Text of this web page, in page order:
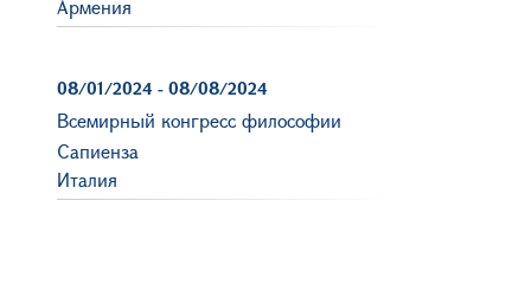
Армения
08/01/2024 - 08/08/2024
Всемирный конгресс философии
Сапиенза
Италия